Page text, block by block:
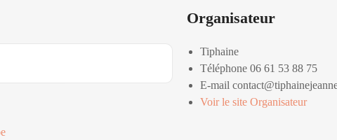
Organisateur
Tiphaine
Téléphone06 61 53 88 75
E-mail
Voir le site Organisateur